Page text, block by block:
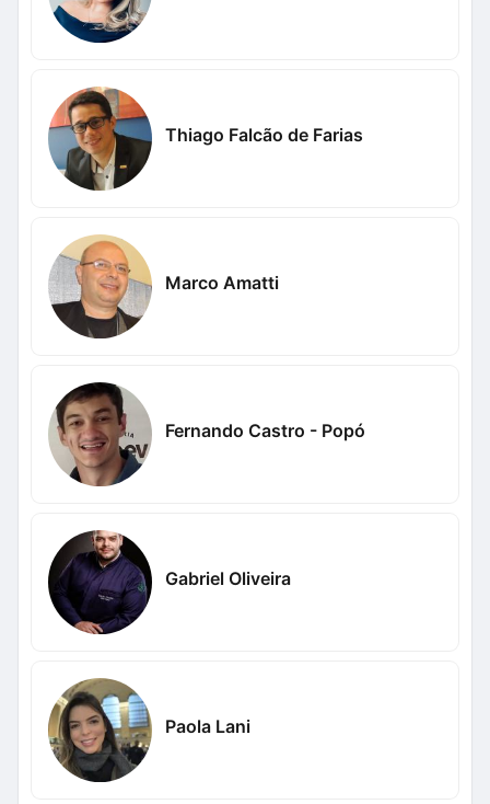
Thiago Falcão de Farias
Marco Amatti
Fernando Castro - Popó
Gabriel Oliveira
Paola Lani